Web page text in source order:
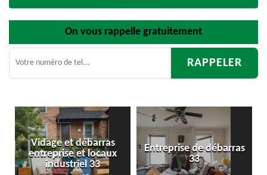
On vous rappelle gratuitement
Entreprise de débarras
33
Débarras
d'appartement 33